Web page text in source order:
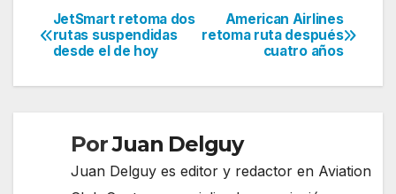
Navegación
de
American Airlines
retoma ruta después
cuatro años
JetSmart retoma dos
rutas suspendidas
desde el de hoy
PorJuan Delguy
Juan Delguy es editor y redactor en Aviation